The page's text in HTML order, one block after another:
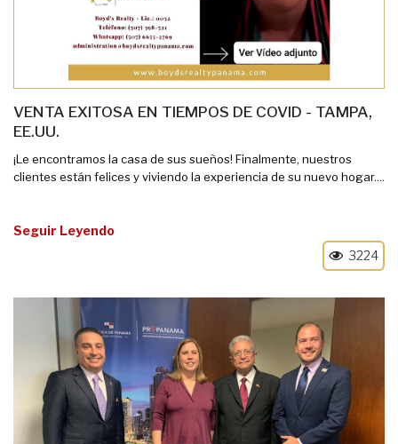
VENTA EXITOSA EN TIEMPOS DE COVID - TAMPA,
EE.UU.
¡Le encontramos la casa de sus sueños! Finalmente, nuestros
clientes están felices y viviendo la experiencia de su nuevo hogar....
Seguir Leyendo
3224